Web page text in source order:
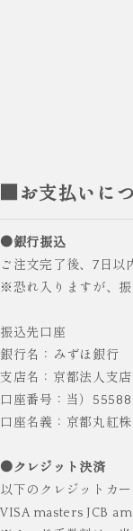
■お支払いに
●銀行振込
ご注文完了後、7日以
※恐れ入りますが、振
振込先口座
銀行名：みずほ銀行
支店名：京都法人支店
口座番号：当）55588
口座名義：京都丸紅
●クレジット決済
以下のクレジットカ
VISA masters JCB